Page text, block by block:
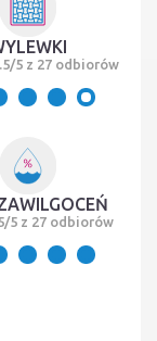
5 z 27 odbiorów
5 z 27 odbiorów